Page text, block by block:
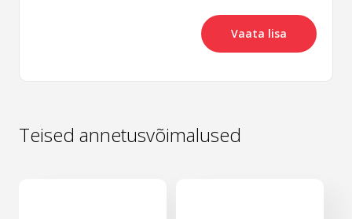
Vaata lisa
Teised annetusvõimalused